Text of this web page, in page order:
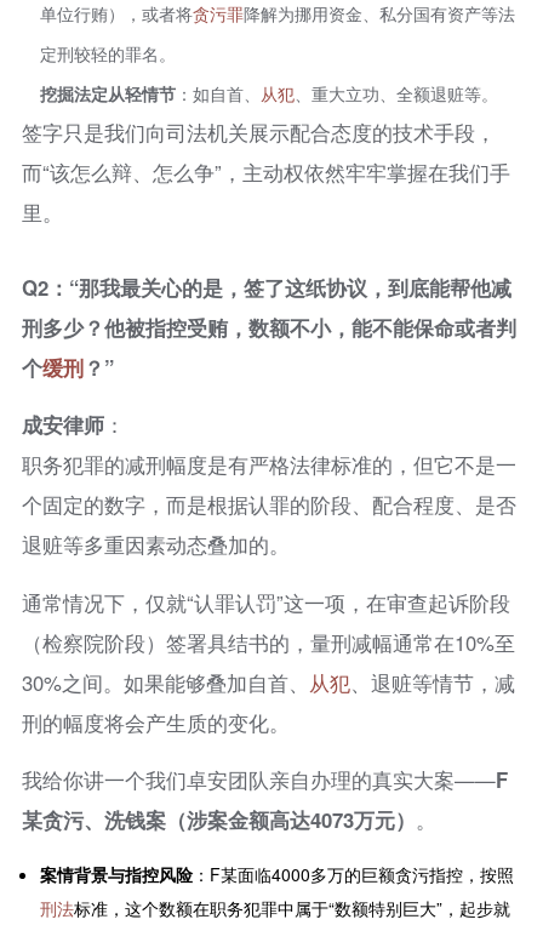
单位行贿），或者将贪污罪降解为挪用资金、私分国有资产等法
定刑较轻的罪名。
挖掘法定从轻情节：如自首、 从犯、重大立功、全额退赃等。
签字只是我们向司法机关展示配合态度的技术手段，
而“该怎么辩、怎么争”，主动权依然牢牢掌握在我们手
里。
Q2：“那我最关心的是，签了这纸协议，到底能帮他减
刑多少？他被指控受贿，数额不小，能不能保命或者判
个缓刑？”
成安律师：
职务犯罪的减刑幅度是有严格法律标准的，但它不是一
个固定的数字，而是根据认罪的阶段、配合程度、是否
退赃等多重因素动态叠加的。
通常情况下，仅就“认罪认罚”这一项，在审查起诉阶段
（检察院阶段）签署具结书的，量刑减幅通常在10%至
30%之间。如果能够叠加自首、 从犯、退赃等情节，减
刑的幅度将会产生质的变化。
我给你讲一个我们卓安团队亲自办理的真实大案——F
某贪污、洗钱案（涉案金额高达4073万元） 。
案情背景与指控风险：F某面临4000多万的巨额贪污指控，按照
刑法标准，这个数额在职务犯罪中属于“数额特别巨大”，起步就